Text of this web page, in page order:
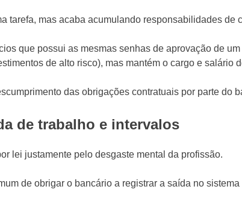
tarefa, mas acaba acumulando responsabilidades
que possui as mesmas senhas de aprovação de
de alto risco), mas mantém o cargo e salário
das obrigações contratuais por parte do
de trabalho e intervalos
lei justamente pelo desgaste mental da profissão.
de obrigar o bancário a registrar a saída no